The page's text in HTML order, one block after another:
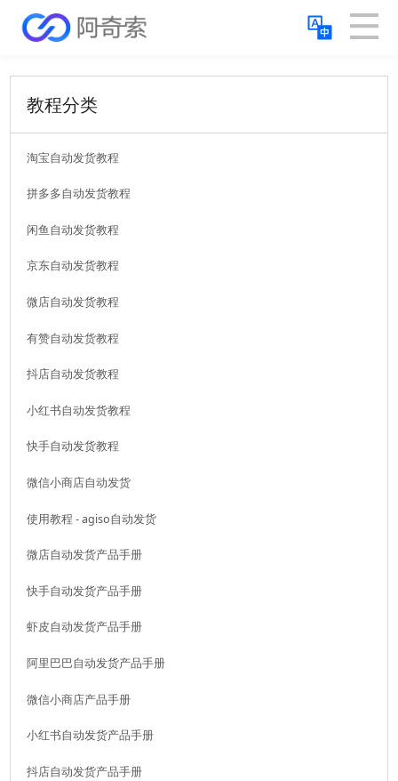
教程分类
淘宝自动发货教程
拼多多自动发货教程
闲鱼自动发货教程
京东自动发货教程
微店自动发货教程
有赞自动发货教程
抖店自动发货教程
小红书自动发货教程
快手自动发货教程
微信小商店自动发货
使用教程 - agiso自动发货
微店自动发货产品手册
快手自动发货产品手册
虾皮自动发货产品手册
阿里巴巴自动发货产品手册
微信小商店产品手册
小红书自动发货产品手册
抖店自动发货产品手册